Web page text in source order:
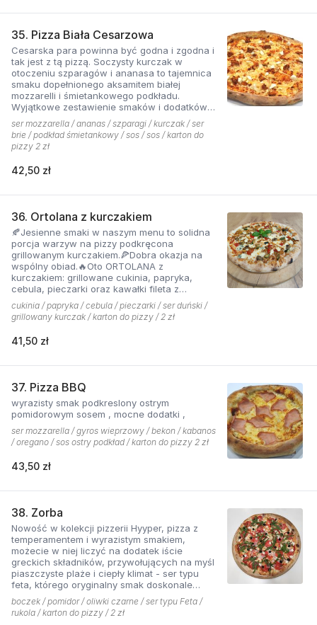
35. Pizza Biała Cesarzowa
Cesarska para powinna być godna i zgodna i
tak jest z tą pizzą. Soczysty kurczak w
otoczeniu szparagów i ananasa to tajemnica
smaku dopełnionego aksamitem białej
mozzarelli i śmietankowego podkładu.
Wyjątkowe zestawienie smaków i dodatków
które tworzą jedną z najchętniej zamawianych
pizzy z menu pizzerii Hyyper
ser mozzarella / ananas / szparagi / kurczak / ser
brie / podkład śmietankowy / sos / sos / karton do
pizzy 2 zł
42,50 zł
36. Ortolana z kurczakiem
🍂Jesienne smaki w naszym menu to solidna
porcja warzyw na pizzy podkręcona
grillowanym kurczakiem.🍕Dobra okazja na
wspólny obiad.🔥Oto ORTOLANA z
kurczakiem: grillowane cukinia, papryka,
cebula, pieczarki oraz kawałki fileta z
dodatkiem sera z niebieską pleśnią.
cukinia / papryka / cebula / pieczarki / ser duński /
grillowany kurczak / karton do pizzy / 2 zł
41,50 zł
37. Pizza BBQ
wyrazisty smak podkreslony ostrym
pomidorowym sosem , mocne dodatki ,
ser mozzarella / gyros wieprzowy / bekon / kabanos
/ oregano / sos ostry podkład / karton do pizzy 2 zł
43,50 zł
38. Zorba
Nowość w kolekcji pizzerii Hyyper, pizza z
temperamentem i wyrazistym smakiem,
możecie w niej liczyć na dodatek iście
greckich składników, przywołujących na myśl
piaszczyste plaże i ciepły klimat - ser typu
feta, którego oryginalny smak doskonale
współgra z przypieczoną czerwoną cebulką,
a także oliwki czarne, które nadają pizzy
wyjątkowo greckiego charakteru, wszystko to
boczek / pomidor / oliwki czarne / ser typu Feta /
rukola / karton do pizzy / 2 zł